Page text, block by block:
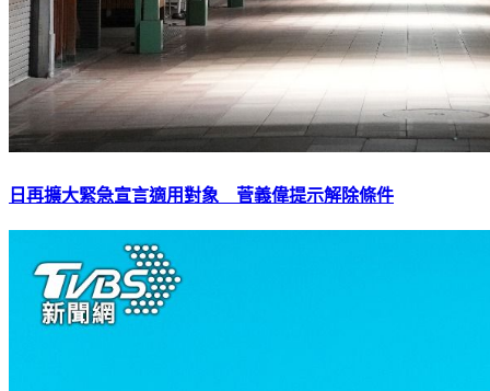
日再擴大緊急宣言適用對象 菅義偉提示解除條件